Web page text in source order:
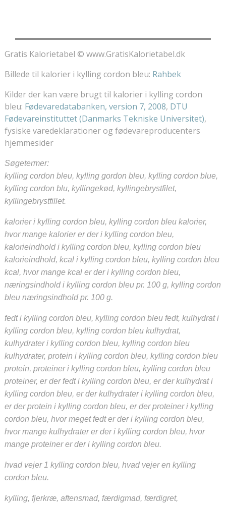
Gratis Kalorietabel © www.GratisKalorietabel.dk
Billede til kalorier i kylling cordon bleu: Rahbek
Kilder der kan være brugt til kalorier i kylling cordon
bleu: Fødevaredatabanken, version 7, 2008, DTU
Fødevareinstituttet (Danmarks Tekniske Universitet),
fysiske varedeklarationer og fødevareproducenters
hjemmesider
Søgetermer:
kylling cordon bleu, kylling gordon bleu, kylling cordon blue,
kylling cordon blu, kyllingekød, kyllingebrystfilet,
kyllingebrystfillet.
kalorier i kylling cordon bleu, kylling cordon bleu kalorier,
hvor mange kalorier er der i kylling cordon bleu,
kalorieindhold i kylling cordon bleu, kylling cordon bleu
kalorieindhold, kcal i kylling cordon bleu, kylling cordon bleu
kcal, hvor mange kcal er der i kylling cordon bleu,
næringsindhold i kylling cordon bleu pr. 100 g, kylling cordon
bleu næringsindhold pr. 100 g.
fedt i kylling cordon bleu, kylling cordon bleu fedt, kulhydrat i
kylling cordon bleu, kylling cordon bleu kulhydrat,
kulhydrater i kylling cordon bleu, kylling cordon bleu
kulhydrater, protein i kylling cordon bleu, kylling cordon bleu
protein, proteiner i kylling cordon bleu, kylling cordon bleu
proteiner, er der fedt i kylling cordon bleu, er der kulhydrat i
kylling cordon bleu, er der kulhydrater i kylling cordon bleu,
er der protein i kylling cordon bleu, er der proteiner i kylling
cordon bleu, hvor meget fedt er der i kylling cordon bleu,
hvor mange kulhydrater er der i kylling cordon bleu, hvor
mange proteiner er der i kylling cordon bleu.
hvad vejer 1 kylling cordon bleu, hvad vejer en kylling
cordon bleu.
kylling, fjerkræ, aftensmad, færdigmad, færdigret,